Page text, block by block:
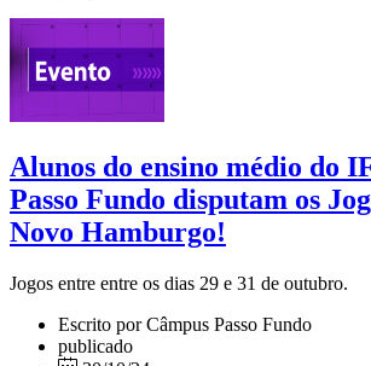
Alunos do ensino médio do
Passo Fundo disputam os
Novo Hamburgo!
Jogos entre entre os dias 29 e 31 de outubro.
Escrito por Câmpus Passo Fundo
publicado